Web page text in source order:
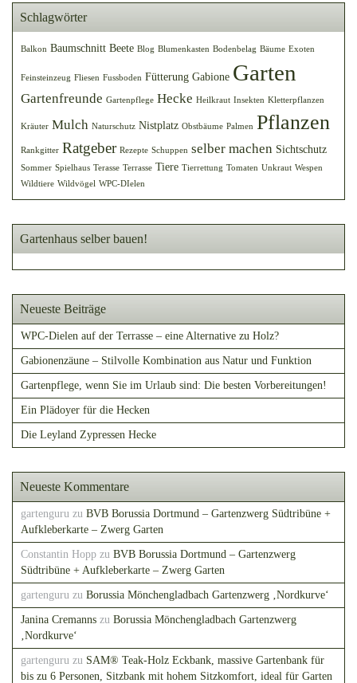
Schlagwörter
Balkon Baumschnitt Beete Blog Blumenkasten Bodenbelag Bäume Exoten
Feinsteinzeug Fliesen Fussboden Fütterung Gabione Garten
Gartenfreunde Gartenpflege Hecke Heilkraut Insekten Kletterpflanzen
Kräuter Mulch Naturschutz Nistplatz Obstbäume Palmen Pflanzen
Rankgitter Ratgeber Rezepte Schuppen selber machen Sichtschutz
Sommer Spielhaus Terasse Terrasse Tiere Tierrettung Tomaten Unkraut Wespen
Wildtiere Wildvögel WPC-DIelen
Gartenhaus selber bauen!
Neueste Beiträge
WPC-Dielen auf der Terrasse – eine Alternative zu Holz?
Gabionenzäune – Stilvolle Kombination aus Natur und Funktion
Gartenpflege, wenn Sie im Urlaub sind: Die besten Vorbereitungen!
Ein Plädoyer für die Hecken
Die Leyland Zypressen Hecke
Neueste Kommentare
gartenguru zu BVB Borussia Dortmund – Gartenzwerg Südtribüne +
Aufkleberkarte – Zwerg Garten
Constantin Hopp zu BVB Borussia Dortmund – Gartenzwerg
Südtribüne + Aufkleberkarte – Zwerg Garten
gartenguru zu Borussia Mönchengladbach Gartenzwerg ‚Nordkurve‘
Janina Cremanns zu Borussia Mönchengladbach Gartenzwerg
‚Nordkurve‘
gartenguru zu SAM® Teak-Holz Eckbank, massive Gartenbank für
bis zu 6 Personen, Sitzbank mit hohem Sitzkomfort, ideal für Garten